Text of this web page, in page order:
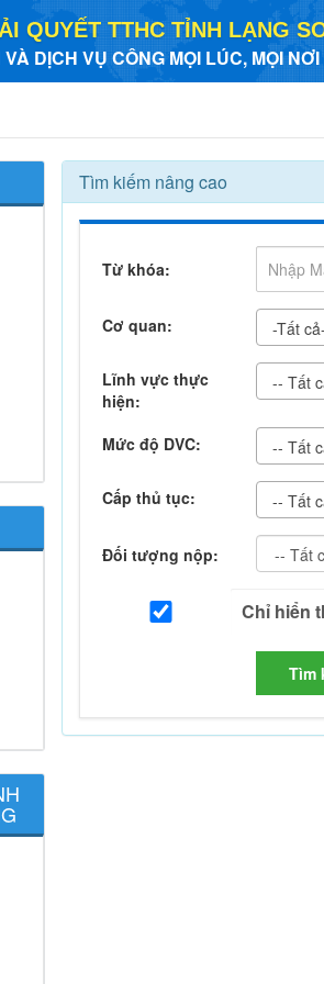
QUYẾT TTHC TỈNH LẠNG
DỊCH VỤ CÔNG MỌI LÚC, MỌI NƠI
Tìm kiếm nâng cao
Từ khóa:
Cơ quan: -Tất cả-
Lĩnh vực thực
hiện:
-- Tất
Mức độ DVC: -- Tất
Cấp thủ tục: -- Tất
Đối tượng nộp:
Tìm